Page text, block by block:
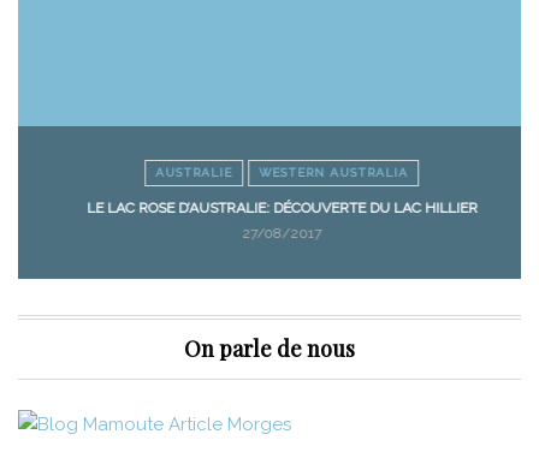
AUSTRALIE WESTERN AUSTRALIA
LE LAC ROSE D’AUSTRALIE: DÉCOUVERTE DU LAC HILLIER
27/08/2017
On parle de nous